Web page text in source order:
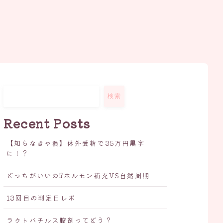
検索
Recent Posts
【知らなきゃ損】体外受精で35万円黒字
に！？
どっちがいいの⁉ホルモン補充VS自然周期
13回目の判定日レポ
ラクトバチルス膣剤ってどう？